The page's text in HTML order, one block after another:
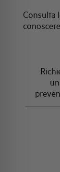
Consulta
un